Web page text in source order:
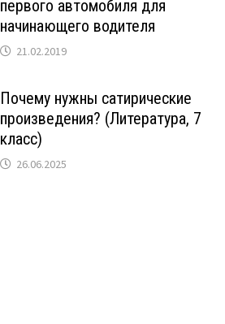
первого автомобиля для
начинающего водителя
21.02.2019
Почему нужны сатирические
произведения? (Литература, 7
класс)
26.06.2025